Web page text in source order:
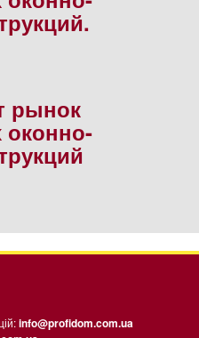
рынок
info@profidom.com.ua